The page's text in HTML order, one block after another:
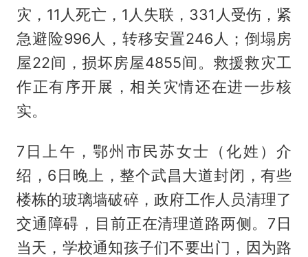
灾，11人死亡，1人失联，331人受伤，紧
急避险996人，转移安置246人；倒塌房
屋22间，损坏房屋4855间。救援救灾工
作正有序开展，相关灾情还在进一步核
实。
7日上午，鄂州市民苏女士（化姓）介
绍，6日晚上，整个武昌大道封闭，有些
楼栋的玻璃墙破碎，政府工作人员清理了
交通障碍，目前正在清理道路两侧。7日
当天，学校通知孩子们不要出门，因为路